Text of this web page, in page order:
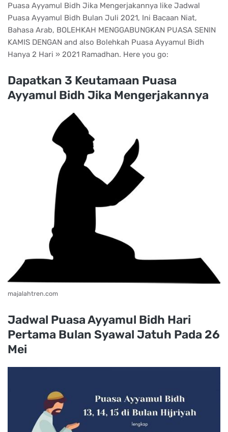
Puasa Ayyamul Bidh Jika Mengerjakannya like Jadwal
Puasa Ayyamul Bidh Bulan Juli 2021, Ini Bacaan Niat,
Bahasa Arab, BOLEHKAH MENGGABUNGKAN PUASA SENIN
KAMIS DENGAN and also Bolehkah Puasa Ayyamul Bidh
Hanya 2 Hari » 2021 Ramadhan. Here you go:
Dapatkan 3 Keutamaan Puasa
Ayyamul Bidh Jika Mengerjakannya
majalahtren.com
Jadwal Puasa Ayyamul Bidh Hari
Pertama Bulan Syawal Jatuh Pada 26
Mei